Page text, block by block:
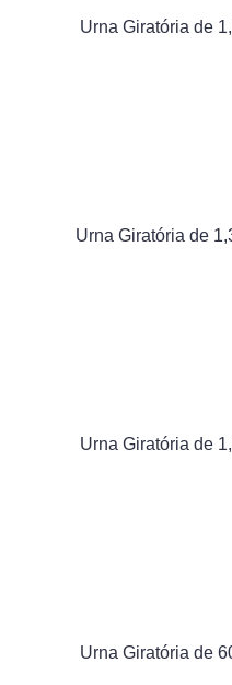
Urna Giratória de
Urna Giratória de
Urna Giratória de
Urna Giratória de